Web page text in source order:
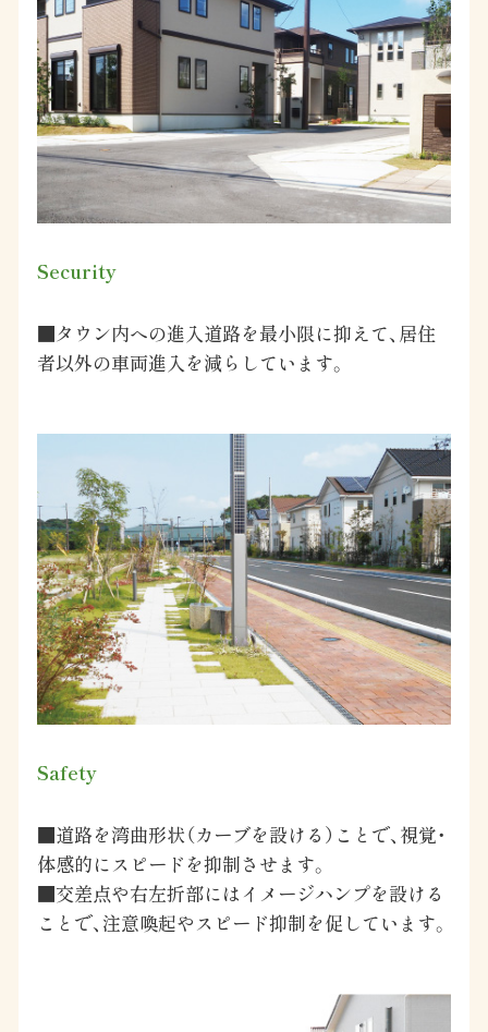
Security
■タウン内への進入道路を最小限に抑えて、居住
者以外の車両進入を減らしています。
Safety
■道路を湾曲形状（カーブを設ける）ことで、視覚・
体感的にスピードを抑制させます。
■交差点や右左折部にはイメージハンプを設ける
ことで、注意喚起やスピード抑制を促しています。